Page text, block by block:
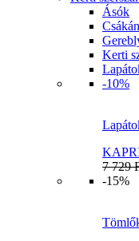
Ásók
Kerti
-10%
7 729
-15%